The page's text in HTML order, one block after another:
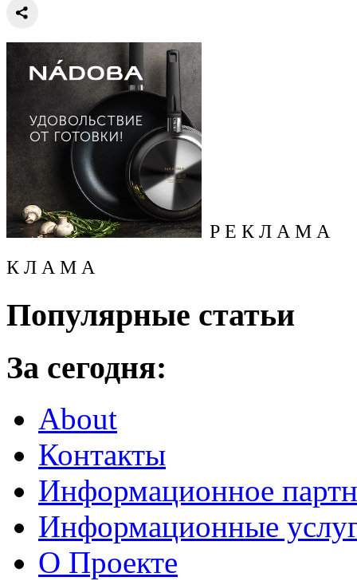
Р Е К Л А М А
К Л А М А
Популярные статьи
За сегодня:
About
Контакты
Информационное
Информационные
О Проекте